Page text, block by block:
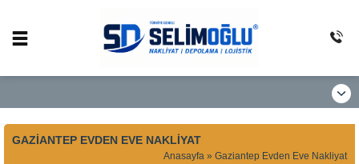
GAZIANTEP EVDEN EVE NAKLIYAT
Anasayfa » Gaziantep Evden Eve Nakliyat